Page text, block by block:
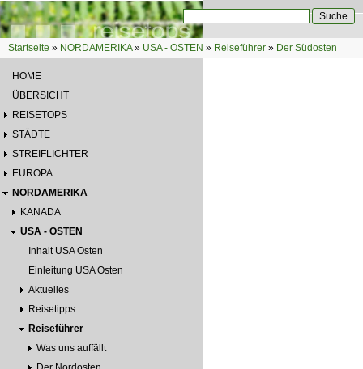
Direkt zum Inhalt
Suchformular
Sie sind hier
Startseite » NORDAMERIKA» USA - OSTEN » Reiseführer » Der Südosten
HOME
ÜBERSICHT
REISETOPS
STÄDTE
STREIFLICHTER
EUROPA
NORDAMERIKA
KANADA
USA - OSTEN
Inhalt USA Osten
Einleitung USA Osten
Aktuelles
Reisetipps
Reiseführer
Was uns auffällt